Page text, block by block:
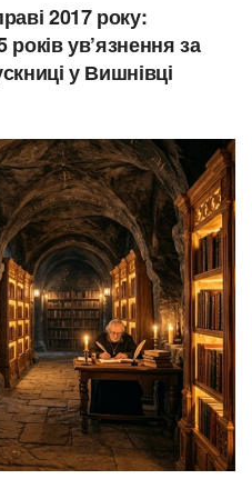
2017 року:
років ув’язнення за
у Вишнівці